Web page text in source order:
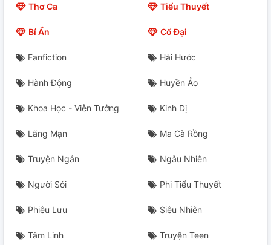
25
26
27
28
29
30
Thơ Ca Tiểu Thuyết
Bí Ẩn Cổ Đại
Fanfiction Hài Hước
Hành Động Huyền Ảo
Khoa Học - Viễn Tưởng Kinh Dị
Lãng Mạn Ma Cà Rồng
Truyện Ngắn Ngẫu Nhiên
Người Sói Phi Tiểu Thuyết
Phiêu Lưu Siêu Nhiên
Tâm Linh Truyện Teen